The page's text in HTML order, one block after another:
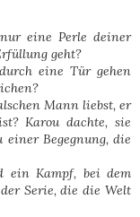
eine Perle deiner
geht?
eine Tür gehen
Mann liebst, er
Karou dachte, sie
einer Begegnung, die
ein Kampf, bei dem
Serie, die die Welt